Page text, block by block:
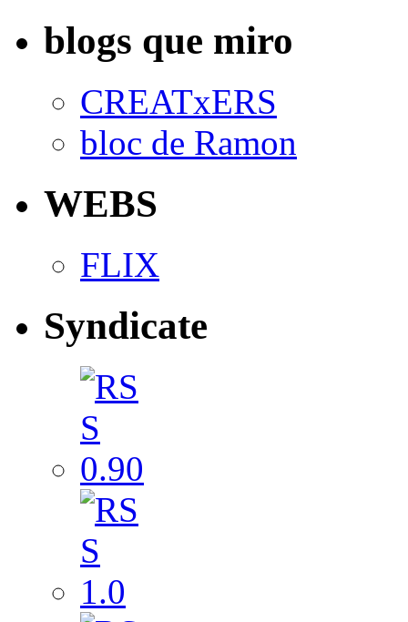
blogs que miro
CREATxERS
bloc de Ramon
WEBS
FLIX
Syndicate